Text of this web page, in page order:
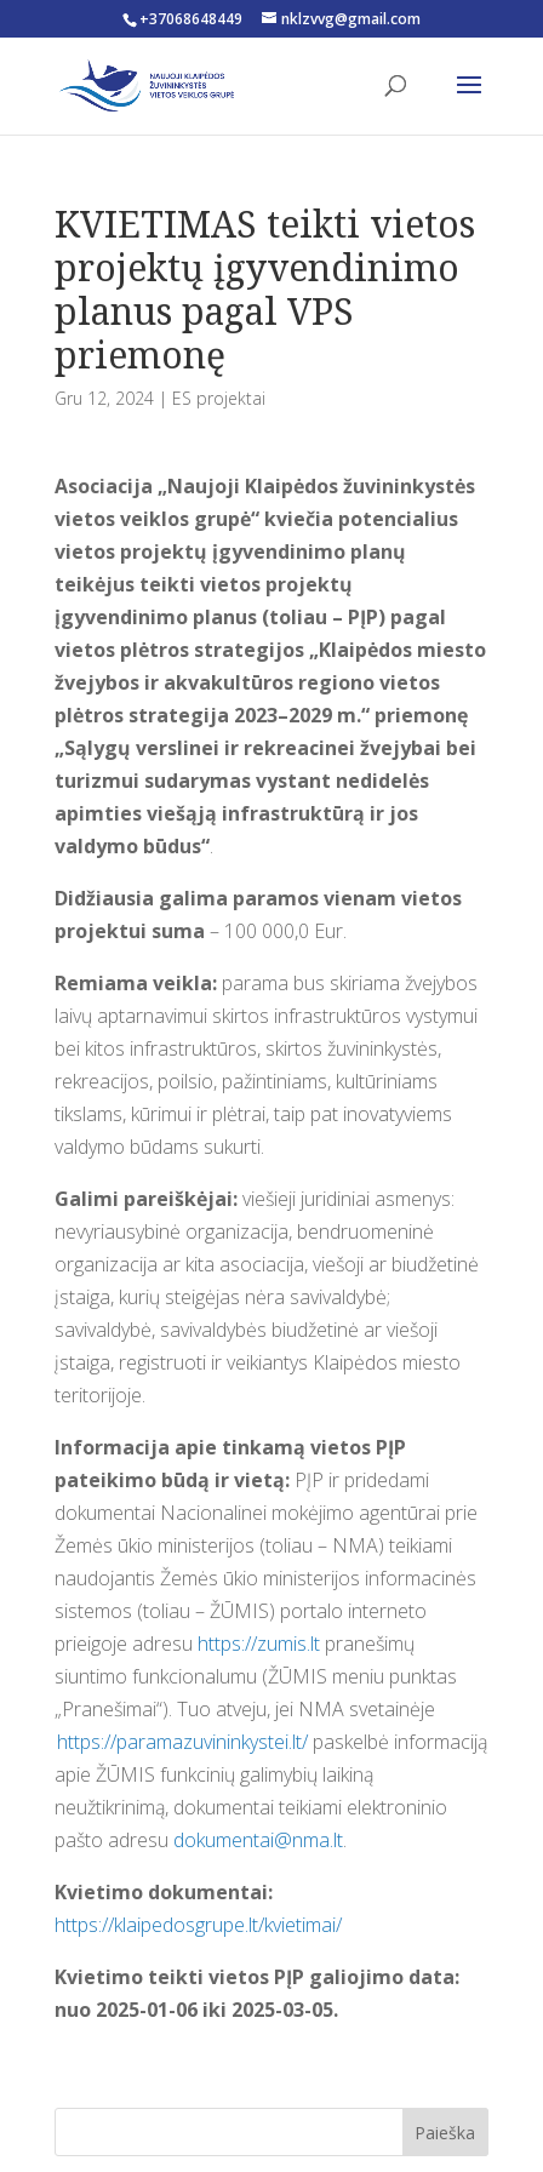
Open toolbar
+37068648449 nklzvvg@gmail.com
KVIETIMAS teikti vietos
projektų įgyvendinimo
planus pagal VPS
priemonę
Gru 12, 2024| ES projektai
Asociacija „Naujoji Klaipėdos žuvininkystės
vietos veiklos grupė“ kviečia potencialius
vietos projektų įgyvendinimo planų
teikėjus teikti vietos projektų
įgyvendinimo planus (toliau – PĮP) pagal
vietos plėtros strategijos „Klaipėdos miesto
žvejybos ir akvakultūros regiono vietos
plėtros strategija 2023–2029 m.“ priemonę
„Sąlygų verslinei ir rekreacinei žvejybai bei
turizmui sudarymas vystant nedidelės
apimties viešąją infrastruktūrą ir jos
valdymo būdus“.
Didžiausia galima paramos vienam vietos
projektui suma – 100 000,0 Eur.
Remiama veikla:parama bus skiriama žvejybos
laivų aptarnavimui skirtos infrastruktūros vystymui
bei kitos infrastruktūros, skirtos žuvininkystės,
rekreacijos, poilsio, pažintiniams, kultūriniams
tikslams, kūrimui ir plėtrai, taip pat inovatyviems
valdymo būdams sukurti.
Galimi pareiškėjai:viešieji juridiniai asmenys:
nevyriausybinė organizacija, bendruomeninė
organizacija ar kita asociacija, viešoji ar biudžetinė
įstaiga, kurių steigėjas nėra savivaldybė;
savivaldybė, savivaldybės biudžetinė ar viešoji
įstaiga, registruoti ir veikiantys Klaipėdos miesto
teritorijoje.
Informacija apie tinkamą vietos PĮP
pateikimo būdą ir vietą:PĮP ir pridedami
dokumentai Nacionalinei mokėjimo agentūrai prie
Žemės ūkio ministerijos (toliau – NMA) teikiami
naudojantis Žemės ūkio ministerijos informacinės
sistemos (toliau – ŽŪMIS) portalo interneto
prieigoje adresu https://zumis.ltpranešimų
siuntimo funkcionalumu (ŽŪMIS meniu punktas
„Pranešimai“). Tuo atveju, jei NMA svetainėje
https://paramazuvininkystei.lt/paskelbė informaciją
apie ŽŪMIS funkcinių galimybių laikiną
neužtikrinimą, dokumentai teikiami elektroninio
pašto adresu dokumentai@nma.lt.
Kvietimo dokumentai:
https://klaipedosgrupe.lt/kvietimai/
Kvietimo teikti vietos PĮP galiojimo data:
nuo 2025-01-06 iki 2025-03-05.
Paieška